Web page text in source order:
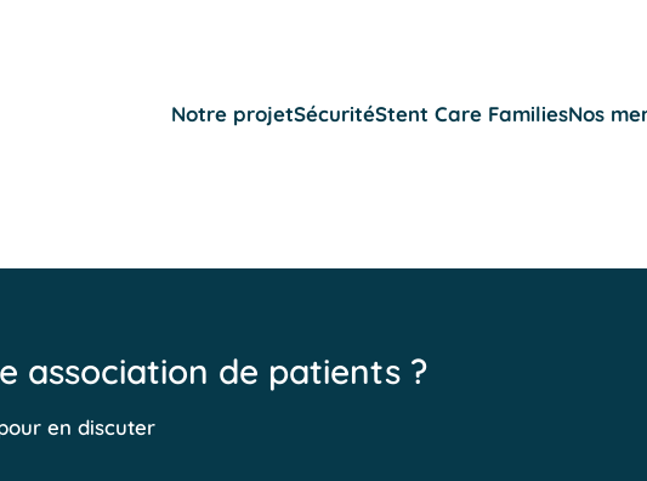
Notre projetSécuritéStent Care FamiliesNos
association de patients ?
en discuter